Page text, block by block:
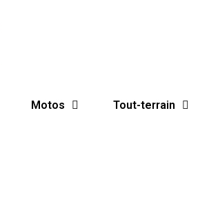
Motos Tout-terrain